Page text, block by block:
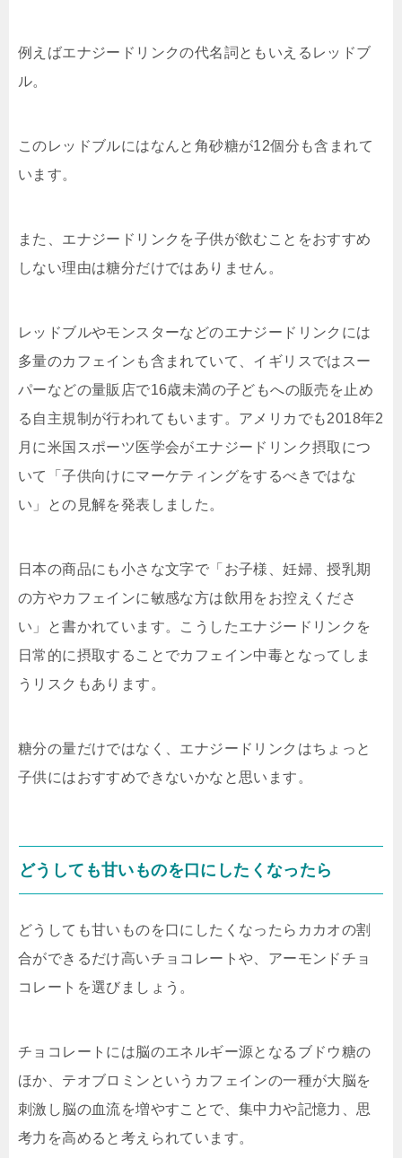
例えばエナジードリンクの代名詞ともいえるレッドブ
ル。
このレッドブルにはなんと角砂糖が12個分も含まれて
います。
また、エナジードリンクを子供が飲むことをおすすめ
しない理由は糖分だけではありません。
レッドブルやモンスターなどのエナジードリンクには
多量のカフェインも含まれていて、イギリスではスー
パーなどの量販店で16歳未満の子どもへの販売を止め
る自主規制が行われてもいます。アメリカでも2018年2
月に米国スポーツ医学会がエナジードリンク摂取につ
いて「子供向けにマーケティングをするべきではな
い」との見解を発表しました。
日本の商品にも小さな文字で「お子様、妊婦、授乳期
の方やカフェインに敏感な方は飲用をお控えくださ
い」と書かれています。こうしたエナジードリンクを
日常的に摂取することでカフェイン中毒となってしま
うリスクもあります。
糖分の量だけではなく、エナジードリンクはちょっと
子供にはおすすめできないかなと思います。
どうしても甘いものを口にしたくなったら
どうしても甘いものを口にしたくなったらカカオの割
合ができるだけ高いチョコレートや、アーモンドチョ
コレートを選びましょう。
チョコレートには脳のエネルギー源となるブドウ糖の
ほか、テオブロミンというカフェインの一種が大脳を
刺激し脳の血流を増やすことで、集中力や記憶力、思
考力を高めると考えられています。